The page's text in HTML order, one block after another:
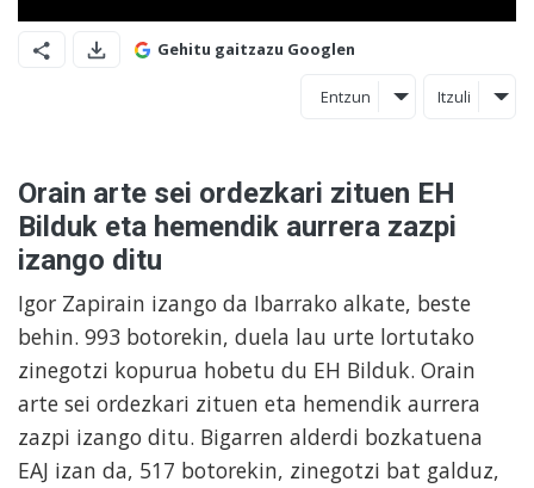
Gehitu gaitzazu Googlen
Entzun Itzuli
Orain arte sei ordezkari zituen EH
Bilduk eta hemendik aurrera zazpi
izango ditu
Igor Zapirain izango da Ibarrako alkate, beste
behin. 993 botorekin, duela lau urte lortutako
zinegotzi kopurua hobetu du EH Bilduk. Orain
arte sei ordezkari zituen eta hemendik aurrera
zazpi izango ditu. Bigarren alderdi bozkatuena
EAJ izan da, 517 botorekin, zinegotzi bat galduz,